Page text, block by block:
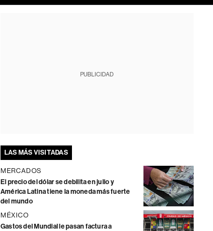
PUBLICIDAD
LAS MÁS VISITADAS
MERCADOS
El precio del dólar se debilita en julio y
América Latina tiene la moneda más fuerte
del mundo
MÉXICO
Gastos del Mundial le pasan factura a